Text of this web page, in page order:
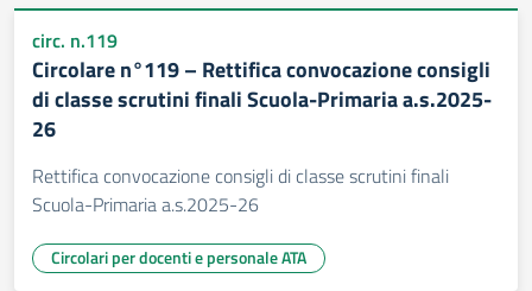
circ. n.119
Circolare n°119 – Rettifica convocazione consigli
di classe scrutini finali Scuola-Primaria a.s.2025-
26
Rettifica convocazione consigli di classe scrutini finali
Scuola-Primaria a.s.2025-26
Circolari per docenti e personale ATA